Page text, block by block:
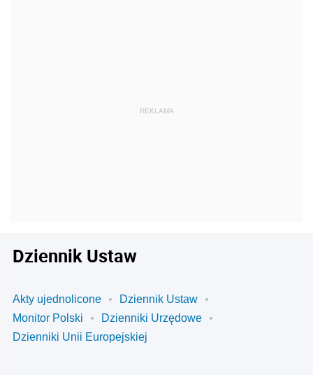
Dziennik Ustaw
Akty ujednolicone
Dziennik Ustaw
Monitor Polski
Dzienniki Urzędowe
Dzienniki Unii Europejskiej